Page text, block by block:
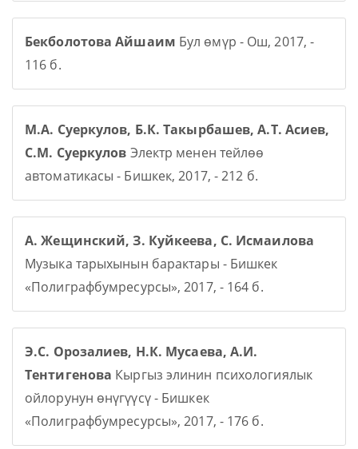
Бекболотова Айшаим Бул өмүр - Ош, 2017, -
116 б.
М.А. Суеркулов, Б.К. Такырбашев, А.Т. Асиев,
С.М. Суеркулов Электр менен тейлөө
автоматикасы - Бишкек, 2017, - 212 б.
А. Жещинский, З. Куйкеева, С. Исмаилова
Музыка тарыхынын барактары - Бишкек
«Полиграфбумресурсы», 2017, - 164 б.
Э.С. Орозалиев, Н.К. Мусаева, А.И.
Тентигенова Кыргыз элинин психологиялык
ойлорунун өнүгүүсү - Бишкек
«Полиграфбумресурсы», 2017, - 176 б.